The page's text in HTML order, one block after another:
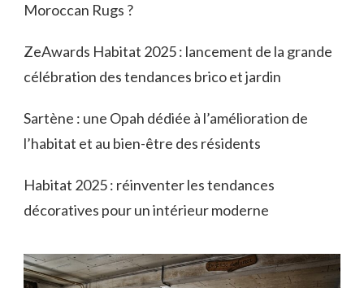
Moroccan Rugs ?
ZeAwards Habitat 2025 : lancement de la grande
célébration des tendances brico et jardin
Sartène : une Opah dédiée à l’amélioration de
l’habitat et au bien-être des résidents
Habitat 2025 : réinventer les tendances
décoratives pour un intérieur moderne